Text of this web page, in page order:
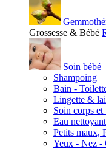
Grossesse & Bébé
Soin bébé
Shampoing
Bain -
Lingette &
Soin corps et
Eau
Petits maux,
Yeux - Nez -